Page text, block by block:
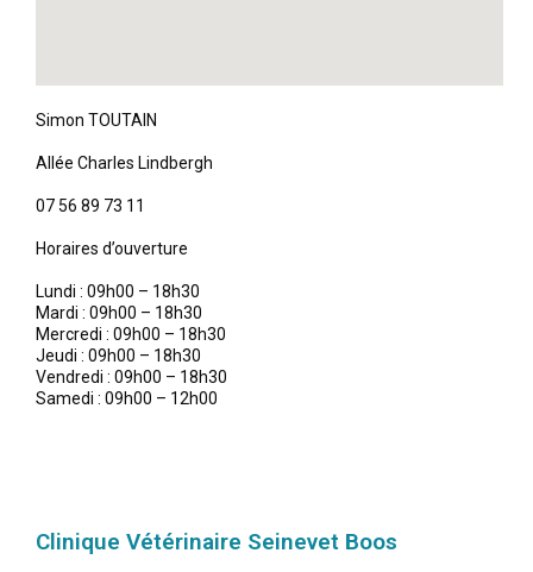
Simon TOUTAIN
Allée Charles Lindbergh
07 56 89 73 11
Horaires d’ouverture
Lundi : 09h00 – 18h30
Mardi : 09h00 – 18h30
Mercredi : 09h00 – 18h30
Jeudi : 09h00 – 18h30
Vendredi : 09h00 – 18h30
Samedi : 09h00 – 12h00
Clinique Vétérinaire Seinevet Boos